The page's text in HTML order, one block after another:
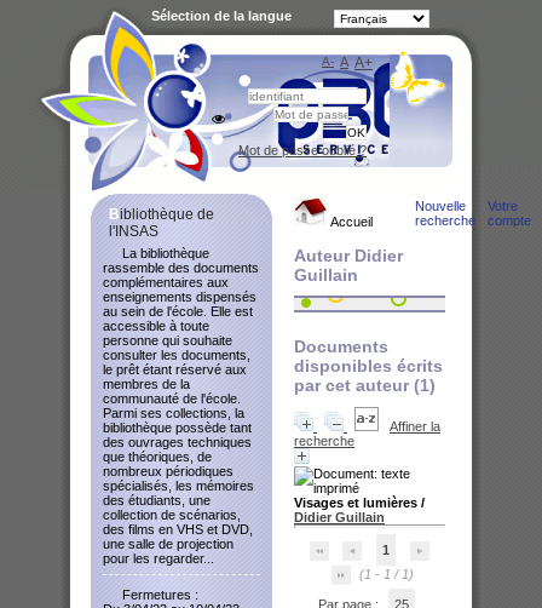
Accueil
Nouvelle
recherche
Votre
compte
Auteur Didier
Guillain
Documents
disponibles écrits
par cet auteur (1)
Affiner la
recherche
Visages et lumières /
Didier Guillain
1
(1 - 1 / 1)
Par page : 25
Bibliothèque de
l'INSAS
La bibliothèque
rassemble des documents
complémentaires aux
enseignements dispensés
au sein de l'école. Elle est
accessible à toute
personne qui souhaite
consulter les documents,
le prêt étant réservé aux
membres de la
communauté de l'école.
Parmi ses collections, la
bibliothèque possède tant
des ouvrages techniques
que théoriques, de
nombreux périodiques
spécialisés, les mémoires
des étudiants, une
collection de scénarios,
des films en VHS et DVD,
une salle de projection
pour les regarder...
Fermetures :
A- A A+
Sélection de la langue
Mot de passe oublié ?